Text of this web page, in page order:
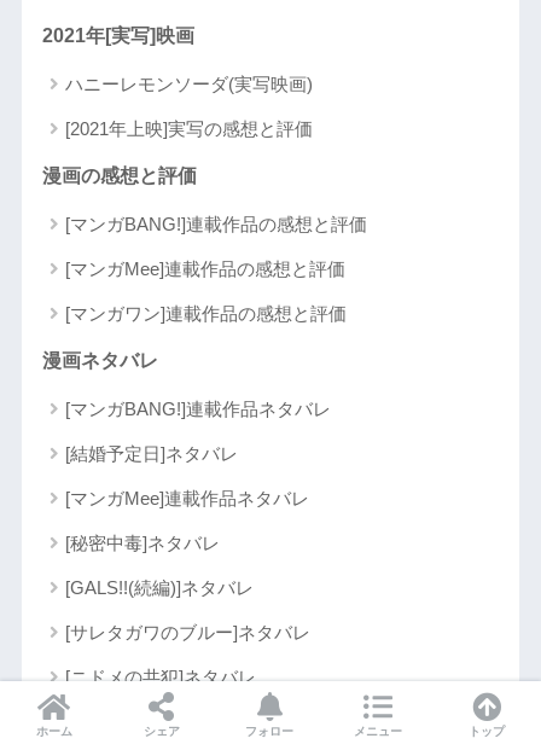
2021年[実写]映画
ハニーレモンソーダ(実写映画)
[2021年上映]実写の感想と評価
漫画の感想と評価
[マンガBANG!]連載作品の感想と評価
[マンガMee]連載作品の感想と評価
[マンガワン]連載作品の感想と評価
漫画ネタバレ
[マンガBANG!]連載作品ネタバレ
[結婚予定日]ネタバレ
[マンガMee]連載作品ネタバレ
[秘密中毒]ネタバレ
[GALS!!(続編)]ネタバレ
[サレタガワのブルー]ネタバレ
[ニドメの共犯]ネタバレ
[国民的アイドルに脅されています]ネタバレ
ホーム シェア フォロー メニュー トップ